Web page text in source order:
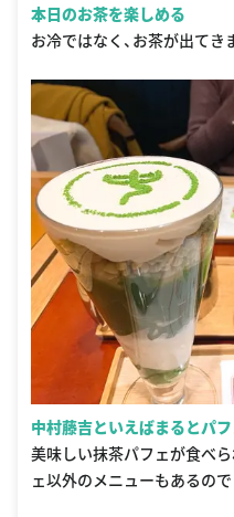
本日のお茶を楽しめる
お冷ではなく、お茶が出てき
中村藤吉といえばまるとパフ
美味しい抹茶パフェが食べ
ェ以外のメニューもあるので